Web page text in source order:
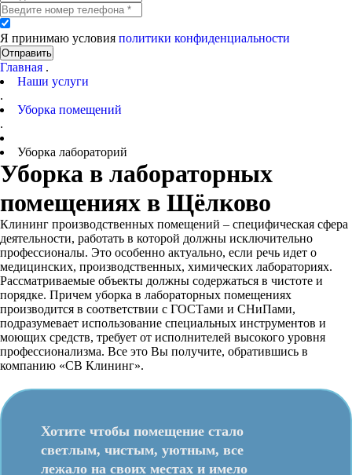
Я принимаю условия политики конфиденциальности
Отправить
Главная .
Наши услуги
.
Уборка помещений
.
Уборка лабораторий
Уборка в лабораторных
помещениях в Щёлково
Клининг производственных помещений – специфическая сфера
деятельности, работать в которой должны исключительно
профессионалы. Это особенно актуально, если речь идет о
медицинских, производственных, химических лабораториях.
Рассматриваемые объекты должны содержаться в чистоте и
порядке. Причем уборка в лабораторных помещениях
производится в соответствии с ГОСТами и СНиПами,
подразумевает использование специальных инструментов и
моющих средств, требует от исполнителей высокого уровня
профессионализма. Все это Вы получите, обратившись в
компанию «СВ Клининг».
Хотите чтобы помещение стало
светлым, чистым, уютным, все
лежало на своих местах и имело